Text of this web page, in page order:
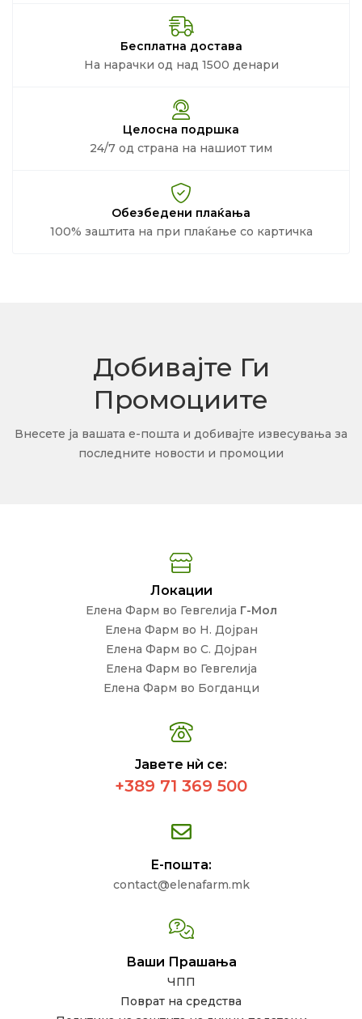
Бесплатна достава
На нарачки од над 1500 денари
Целосна подршка
24/7 од страна на нашиот тим
Обезбедени плаќања
100% заштита на при плаќање со картичка
Добивајте Ги
Промоциите
Внесете ја вашата е-пошта и добивајте извесувања за
последните новости и промоции
Локации
Елена Фарм во Гевгелија Г-Мол
Елена Фарм во Н. Дојран
Елена Фарм во С. Дојран
Елена Фарм во Гевгелија
Елена Фарм во Богданци
Јавете нѝ се:
+389 71 369 500
Е-пошта:
contact@elenafarm.mk
Ваши Прашања
ЧПП
Поврат на средства